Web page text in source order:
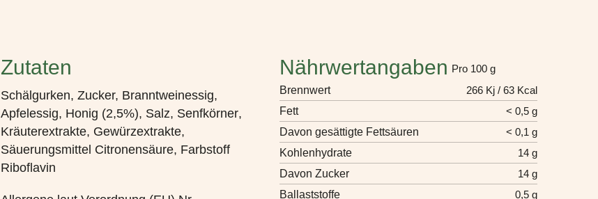
Zutaten
Schälgurken, Zucker, Branntweinessig,
Apfelessig, Honig (2,5%), Salz, Senfkörner,
Kräuterextrakte, Gewürzextrakte,
Säuerungsmittel Citronensäure, Farbstoff
Riboflavin
Nährwertangaben Pro 100 g
Brennwert
266 Kj / 63 Kcal
Fett
< 0,5 g
Davon gesättigte Fettsäuren
< 0,1 g
Kohlenhydrate
14 g
Davon Zucker
14 g
Ballaststoffe
0,5 g